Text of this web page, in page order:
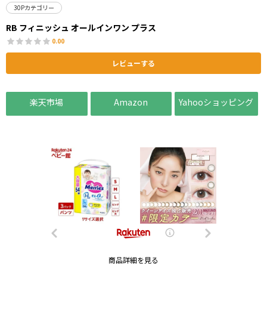
30Pカテゴリー
RB フィニッシュ オールインワン プラス
0.00
レビューする
楽天市場 Amazon Yahooショッピング
商品詳細を見る